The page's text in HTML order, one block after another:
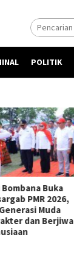
POLITIK
Buka
PMR 2026,
Muda
dan Berjiwa